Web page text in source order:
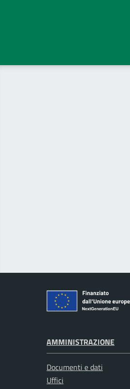
AMMINISTRAZIONE
Documenti e dati
Uffici